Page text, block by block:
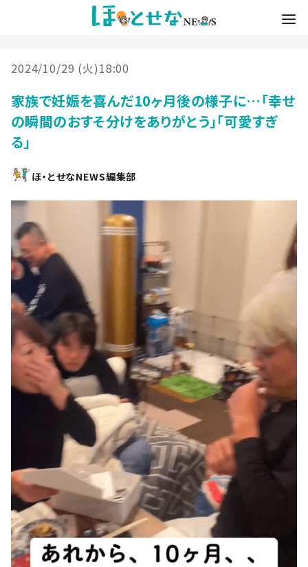
2024/10/29 (火)18:00
家族で妊娠を喜んだ10ヶ月後の様子に…「幸せ
の瞬間のおすそ分けをありがとう」「可愛すぎ
る」
ほ・とせなNEWS編集部